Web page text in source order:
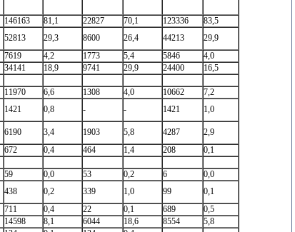
146163 81,1 22827 70,1 123336
83,5
52813 29,3 8600 26,4 44213
29,9
7619 4,2 1773 5,4 5846
4,0
34141 18,9 9741 29,9 24400
16,5
11970 6,6 1308 4,0 10662
7,2
1421 0,8 - - 1421
1,0
6190 3,4 1903 5,8 4287
2,9
672 0,4 464 1,4 208
0,1
59 0,0 53 0,2 6
0,0
438 0,2 339 1,0 99
0,1
711 0,4 22 0,1 689
0,5
14598 8,1 6044 18,6 8554
5,8